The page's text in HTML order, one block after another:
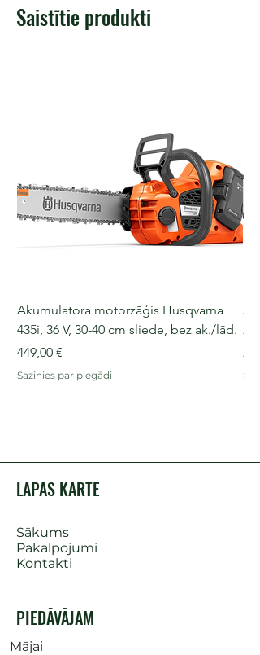
Saistītie produkti
Akumulatora motorzāģis Husqvarna
435i, 36 V, 30-40 cm sliede, bez ak./lād.
Cena
449,00 €
Sazinies par piegādi
LAPAS KARTE
Sākums
Pakalpojumi
Kontakti
PIEDĀVĀJAM
Mājai